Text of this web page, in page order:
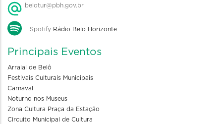
belotur@pbh.gov.br
Spotify Rádio Belo Horizonte
Principais Eventos
Arraial de Belô
Festivais Culturais Municipais
Carnaval
Noturno nos Museus
Zona Cultura Praça da Estação
Circuito Municipal de Cultura